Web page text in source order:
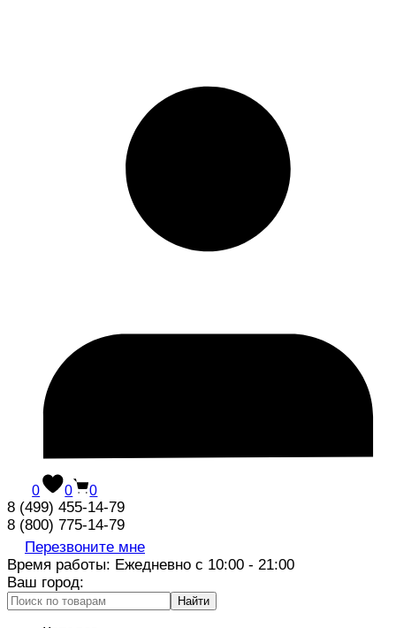
0 0 0
8 (499) 455-14-79
8 (800) 775-14-79
Перезвоните мне
Время работы: Ежедневно с 10:00 - 21:00
Ваш город:
Найти